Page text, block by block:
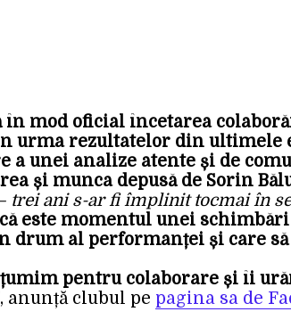
în mod oficial încetarea
urma rezultatelor din ultimele
a unei analize atente și de
și munca depusă de Sorin
trei ani s-ar fi împlinit tocmai în
este momentul unei
drum al performanței și care
pentru colaborare și îi
, anunță clubul pe pagina sa de